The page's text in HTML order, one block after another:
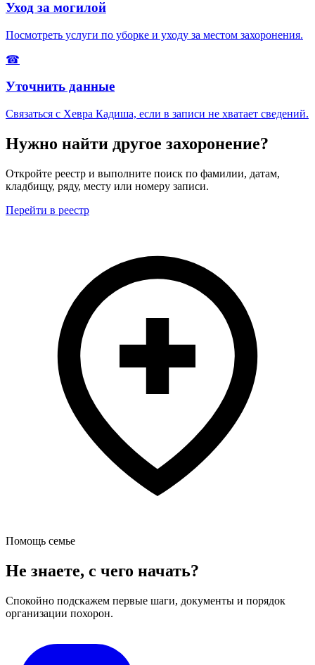
Уход за могилой
Посмотреть услуги по уборке и уходу за местом захоронения.
☎
Уточнить данные
Связаться с Хевра Кадиша, если в записи не хватает сведений.
Нужно найти другое захоронение?
Откройте реестр и выполните поиск по фамилии, датам,
кладбищу, ряду, месту или номеру записи.
Перейти в реестр
Помощь семье
Не знаете, с чего начать?
Спокойно подскажем первые шаги, документы и порядок
организации похорон.